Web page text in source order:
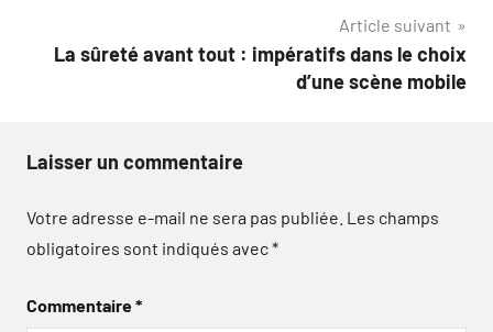
Article suivant
La sûreté avant tout : impératifs dans le choix
d’une scène mobile
Laisser un commentaire
Votre adresse e-mail ne sera pas publiée. Les champs
obligatoires sont indiqués avec*
Commentaire*